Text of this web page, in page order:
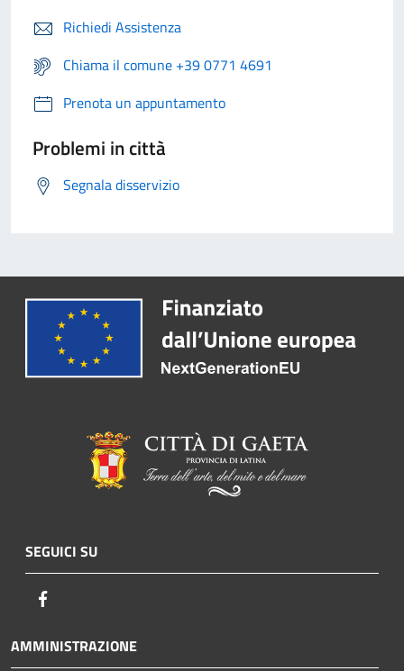
Richiedi Assistenza
Chiama il comune +39 0771 4691
Prenota un appuntamento
Problemi in città
Segnala disservizio
SEGUICI SU
AMMINISTRAZIONE